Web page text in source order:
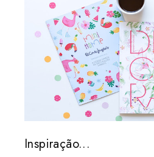
Inspiração...